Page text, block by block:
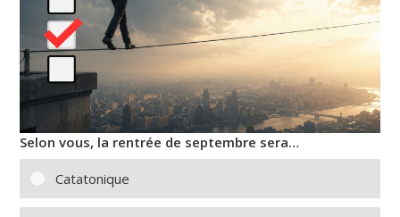
Selon vous, la rentrée de septembre sera…
Catatonique